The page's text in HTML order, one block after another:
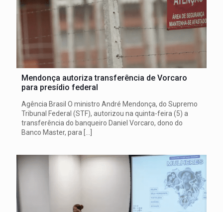
Mendonça autoriza transferência de Vorcaro
para presídio federal
Agência Brasil O ministro André Mendonça, do Supremo
Tribunal Federal (STF), autorizou na quinta-feira (5) a
transferência do banqueiro Daniel Vorcaro, dono do
Banco Master, para